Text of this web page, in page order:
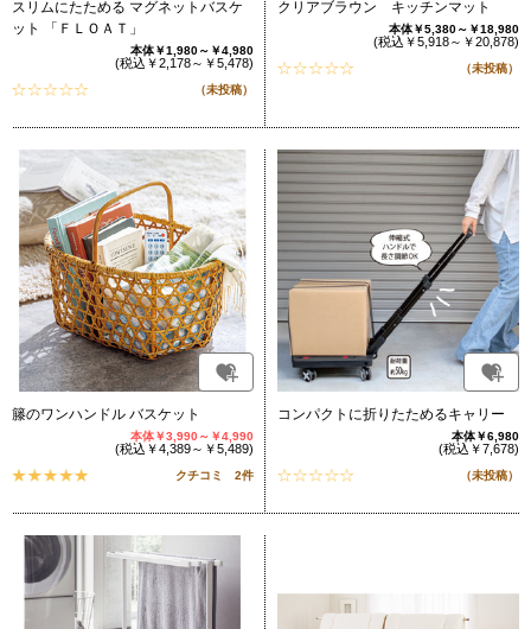
スリムにたためる マグネットバスケ
ット 「ＦＬＯＡＴ」
本体￥1,980～￥4,980
(税込￥2,178～￥5,478)
（未投稿）
クリアブラウン キッチンマット
本体￥5,380～￥18,980
(税込￥5,918～￥20,878)
（未投稿）
籐のワンハンドル バスケット
本体￥3,990～￥4,990
(税込￥4,389～￥5,489)
クチコミ 2件
コンパクトに折りたためるキャリー
本体￥6,980
(税込￥7,678)
（未投稿）